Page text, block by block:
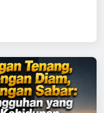
sebuah
ekonomi yang
oleh siapa pun